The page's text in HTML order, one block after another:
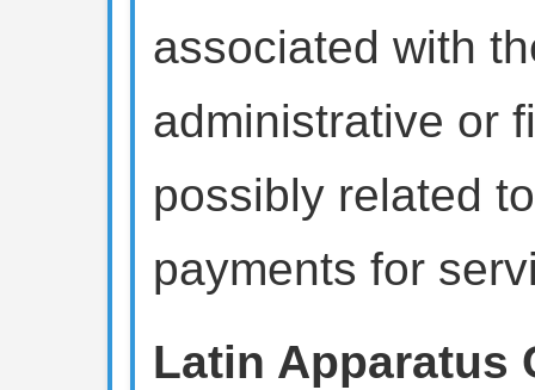
associated with
administrative or
possibly related
payments for
Latin Apparatus